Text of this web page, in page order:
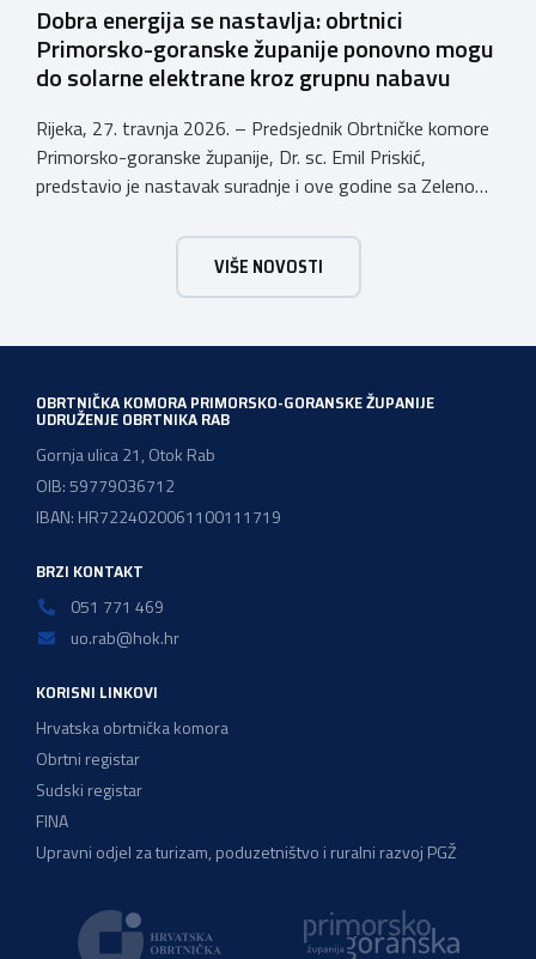
Dobra energija se nastavlja: obrtnici
Primorsko-goranske županije ponovno mogu
do solarne elektrane kroz grupnu nabavu
Rijeka, 27. travnja 2026. – Predsjednik Obrtničke komore
Primorsko-goranske županije, Dr. sc. Emil Priskić,
predstavio je nastavak suradnje i ove godine sa Zelenom
Primorsko-goranske županije mogu sudjelovati u grupnoj
nabavi opreme solarnih elektrana te si tako osigurati
brojne pogodnosti koje povećavaju isplativost ulaganja u
VIŠE NOVOSTI
OBRTNIČKA KOMORA PRIMORSKO-GORANSKE ŽUPANIJE
UDRUŽENJE OBRTNIKA RAB
Gornja ulica 21, Otok Rab
OIB: 59779036712
IBAN: HR7224020061100111719
BRZI KONTAKT
051 771 469
uo.rab@hok.hr
KORISNI LINKOVI
Hrvatska obrtnička komora
Obrtni registar
Sudski registar
FINA
Upravni odjel za turizam, poduzetništvo i ruralni razvoj PGŽ